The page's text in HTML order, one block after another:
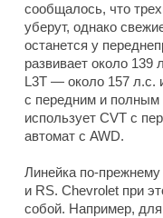
сообщалось, что
уберут, однако
останется у
развивает около
L3T — около 157 л.с.
с передним и
использует CVT с
автомат с AWD.
Линейка по-
и RS. Chevrolet при
собой. Например,